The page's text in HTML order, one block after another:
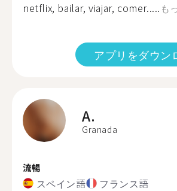
netflix, bailar, viajar, comer..... も
アプリをダウン
A.
Granada
流暢
スペイン語 フランス語